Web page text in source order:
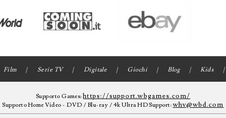
Film Serie TV Digitale Giochi Blog Kids
Supporto Games:https://support.wbgames.com/
Supporto Home Video - DVD / Blu-ray / 4k Ultra HD Support:whv@wbd.com